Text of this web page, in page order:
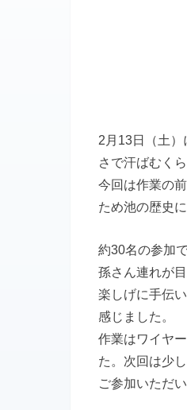
2月13日（土
さで汗ばむく
今回は作業の
ため池の歴史
約30名の参加
孫さん連れが
楽しげに手伝
感じました。
作業はワイヤ
た。次回は少
ご参加いただ